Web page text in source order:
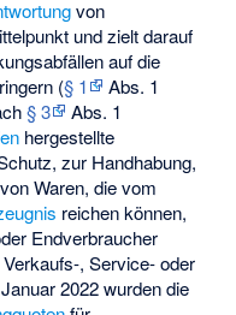
von
und zielt darauf
auf die
(§ 1
Abs. 1
§ 3
Abs. 1
hergestellte
zur Handhabung,
Waren, die vom
reichen können,
Endverbraucher
, Service- oder
2022 wurden die